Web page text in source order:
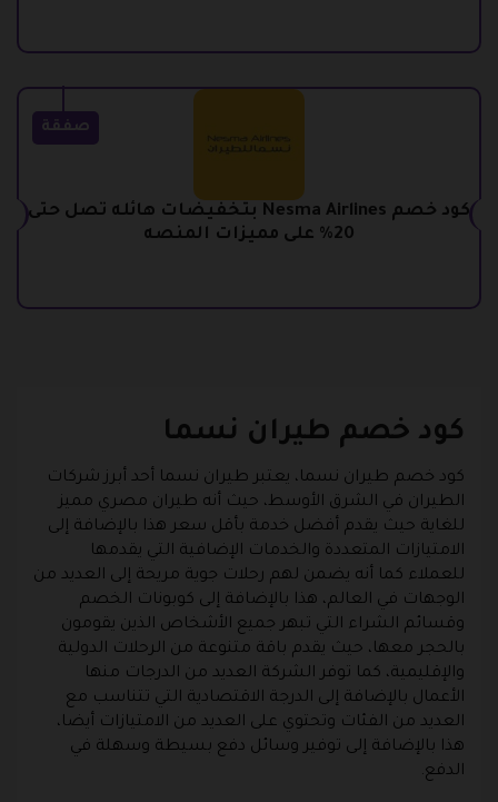
صفقة
كود خصم Nesma Airlines بتخفيضات هائله تصل حتى
20% على مميزات المنصه
كود خصم طيران نسما
كود خصم طيران نسما، يعتبر طيران نسما أحد أبرز شركات
الطيران في الشرق الأوسط، حيث أنه طيران مصري مميز
للغاية حيث يقدم أفضل خدمة بأقل سعر هذا بالإضافة إلى
الامتيازات المتعددة والخدمات الإضافية التي يقدمها
للعملاء كما أنه يضمن لهم رحلات جوية مريحة إلى العديد من
الوجهات في العالم، هذا بالإضافة إلى كوبونات الخصم
وقسائم الشراء التي تبهر جميع الأشخاص الذين يقومون
بالحجر معها، حيث يقدم باقة متنوعة من الرحلات الدولية
والإقليمية، كما توفر الشركة العديد من الدرجات منها
الأعمال بالإضافة إلى الدرجة الاقتصادية التي تتناسب مع
العديد من الفئات وتحتوي على العديد من الامتيازات أيضا،
هذا بالإضافة إلى توفير وسائل دفع بسيطة وسهلة في
الدفع.